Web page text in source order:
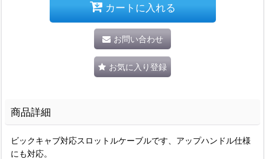
カートに入れる
お問い合わせ
お気に入り登録
商品詳細
ビックキャブ対応スロットルケーブルです、アップハンドル仕様
にも対応。